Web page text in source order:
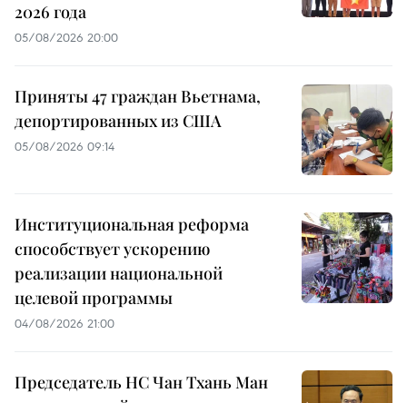
2026 года
05/08/2026 20:00
Приняты 47 граждан Вьетнама,
депортированных из США
05/08/2026 09:14
Институциональная реформа
способствует ускорению
реализации национальной
целевой программы
04/08/2026 21:00
Председатель НС Чан Тхань Ман